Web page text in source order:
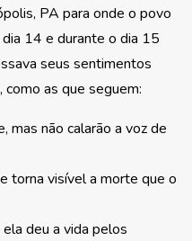
PA para onde o povo
14 e durante o dia 15
seus sentimentos
como as que seguem:
mas não calarão a voz de
torna visível a morte que o
deu a vida pelos